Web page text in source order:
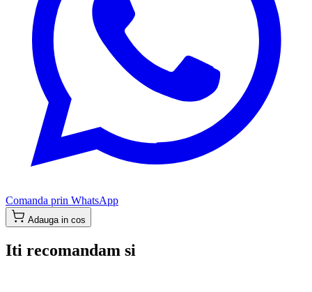
Comanda prin WhatsApp
Adauga in cos
Iti recomandam si